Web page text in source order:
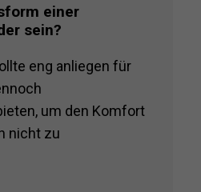
einer
sein?
eng anliegen für
um den Komfort
nicht zu